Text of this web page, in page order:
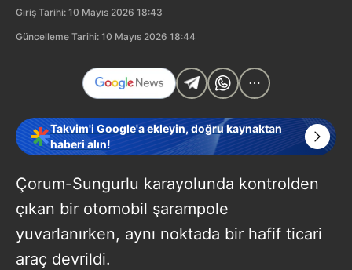
Giriş Tarihi: 10 Mayıs 2026 18:43
Güncelleme Tarihi: 10 Mayıs 2026 18:44
Takvim'i Google'a ekleyin, doğru kaynaktan
haberi alın!
Çorum-Sungurlu karayolunda kontrolden
çıkan bir otomobil şarampole
yuvarlanırken, aynı noktada bir hafif ticari
araç devrildi.